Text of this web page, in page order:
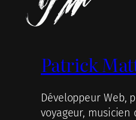
Patrick
Développeur Web,
voyageur, musicien